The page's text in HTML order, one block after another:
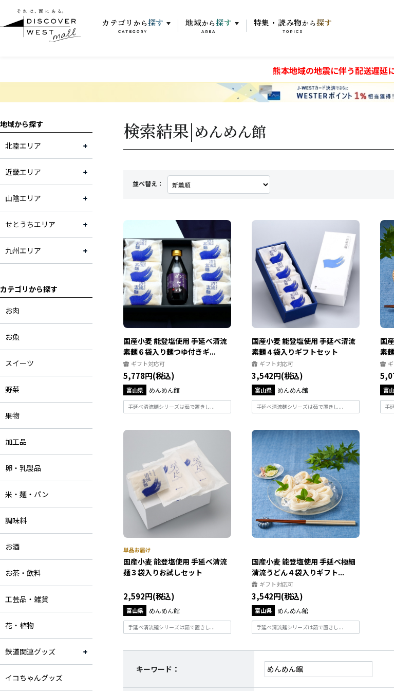
カテゴリ から 探す
CATEGORY
地域から 探す
AREA
特集・読み物から 探す
TOPICS
熊本地域の地震に伴う配送遅延
地域から探す
北陸エリア
近畿エリア
山陰エリア
せとうちエリア
九州エリア
カテゴリから探す
お肉
お魚
スイーツ
野菜
果物
加工品
卵・乳製品
米・麺・パン
調味料
お酒
お茶・飲料
工芸品・雑貨
花・植物
鉄道関連グッズ
イコちゃんグッズ
検索結果|めんめん館
並べ替え：
国産小麦 能登塩使用 手延べ清流
素麺６袋入り麺つゆ付きギ...
ギフト対応可
5,778円(税込)
富山県 めんめん館
手延べ清流麺シリーズは茹で置きし...
国産小麦 能登塩使用 手延べ清流
素麺４袋入りギフトセット
ギフト対応可
3,542円(税込)
富山県 めんめん館
手延べ清流麺シリーズは茹で置きし...
国
素
富
手
国産小麦 能登塩使用 手延べ清流
麺３袋入りお試しセット
2,592円(税込)
富山県 めんめん館
手延べ清流麺シリーズは茹で置きし...
国産小麦 能登塩使用 手延べ極細
清流うどん４袋入りギフト...
ギフト対応可
3,542円(税込)
富山県 めんめん館
手延べ清流麺シリーズは茹で置きし...
キーワード：